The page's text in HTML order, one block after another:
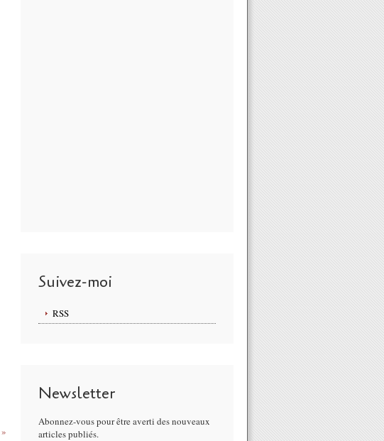
Suivez-moi
RSS
Newsletter
Abonnez-vous pour être averti des nouveaux
articles publiés.